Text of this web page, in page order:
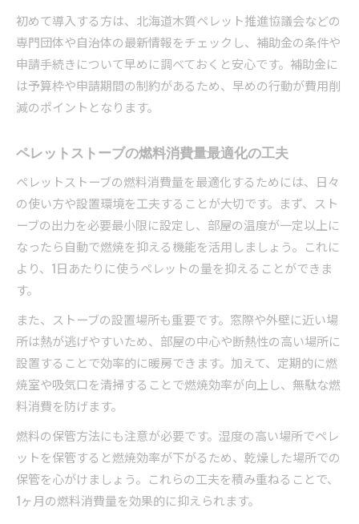
初めて導入する方は、北海道木質ペレット推進協議会などの
専門団体や自治体の最新情報をチェックし、補助金の条件や
申請手続きについて早めに調べておくと安心です。補助金に
は予算枠や申請期間の制約があるため、早めの行動が費用削
減のポイントとなります。
ペレットストーブの燃料消費量最適化の工夫
ペレットストーブの燃料消費量を最適化するためには、日々
の使い方や設置環境を工夫することが大切です。まず、スト
ーブの出力を必要最小限に設定し、部屋の温度が一定以上に
なったら自動で燃焼を抑える機能を活用しましょう。これに
より、1日あたりに使うペレットの量を抑えることができま
す。
また、ストーブの設置場所も重要です。窓際や外壁に近い場
所は熱が逃げやすいため、部屋の中心や断熱性の高い場所に
設置することで効率的に暖房できます。加えて、定期的に燃
焼室や吸気口を清掃することで燃焼効率が向上し、無駄な燃
料消費を防げます。
燃料の保管方法にも注意が必要です。湿度の高い場所でペレ
ットを保管すると燃焼効率が下がるため、乾燥した場所での
保管を心がけましょう。これらの工夫を積み重ねることで、
1ヶ月の燃料消費量を効果的に抑えられます。